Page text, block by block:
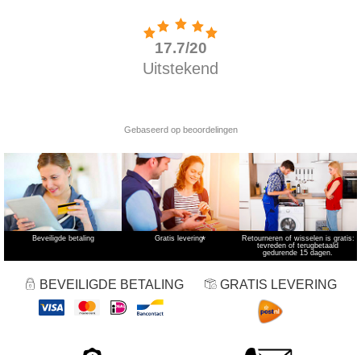
Beveiligde betaling Gratis levering*
Retourneren of wisselen is gratis:
tevreden of terugbetaald
gedurende 15 dagen.
BEVEILIGDE BETALING GRATIS LEVERING